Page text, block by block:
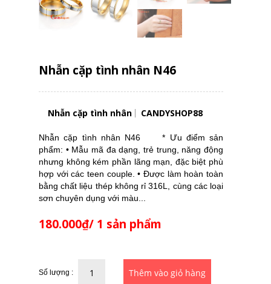
Nhẫn cặp tình nhân N46
Nhẫn cặp tình nhân CANDYSHOP88
Nhẫn cặp tình nhân N46 * Ưu điểm sản
phẩm: • Mẫu mã đa dạng, trẻ trung, năng động
nhưng không kém phần lãng mạn, đặc biệt phù
hợp với các teen couple. • Được làm hoàn toàn
bằng chất liệu thép không rỉ 316L, cùng các loại
sơn chuyên dụng với màu...
180.000₫/ 1 sản phẩm
Số lượng :